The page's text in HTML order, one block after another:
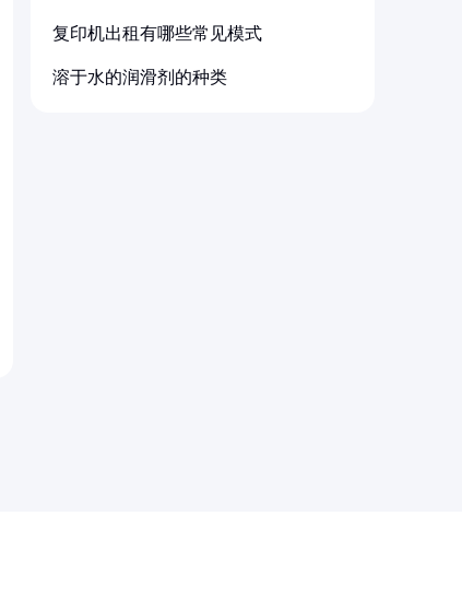
复印机出租有哪些常见模式
溶于水的润滑剂的种类